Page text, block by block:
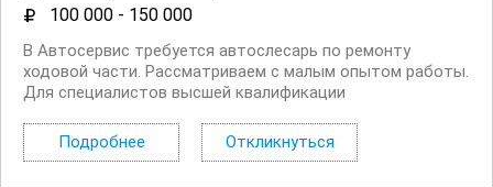
100 000 - 150 000
В Автосервис требуется автослесарь по ремонту
ходовой части. Рассматриваем с малым опытом работы.
Для специалистов высшей квалификации
другого места работы. Обязанности: Выполнение
слесарных работ. Требования: Желание зарабатывать;
Подробнее Откликнуться